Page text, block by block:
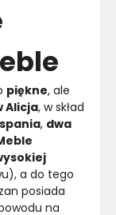
i granaty
Satyna
Family Meble
Złożony
2024
piękne, ale
Alicja, w skład
, dwa
a do tego
posiada
na